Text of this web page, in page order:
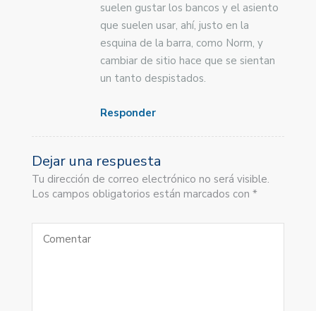
suelen gustar los bancos y el asiento
que suelen usar, ahí, justo en la
esquina de la barra, como Norm, y
cambiar de sitio hace que se sientan
un tanto despistados.
Responder
Dejar una respuesta
Tu dirección de correo electrónico no será visible.
Los campos obligatorios están marcados con *